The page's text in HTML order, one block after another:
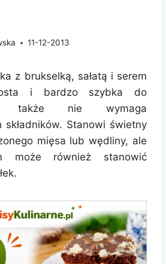
11-12-2013
z brukselką, sałatą i serem
i bardzo szybka do
także nie wymaga
składników. Stanowi świetny
mięsa lub wędliny, ale
może również stanowić